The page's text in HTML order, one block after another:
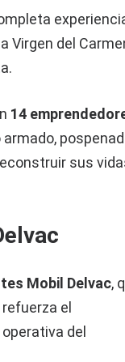
Virgen del
14
sus
Mobil Delvac,
el
del